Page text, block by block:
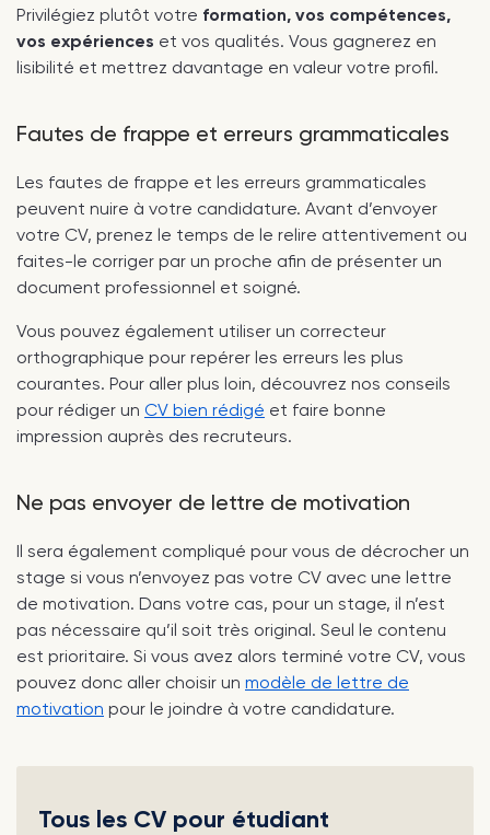
Privilégiez plutôt votre formation, vos compétences,
vos expériences et vos qualités. Vous gagnerez en
lisibilité et mettrez davantage en valeur votre profil.
Fautes de frappe et erreurs grammaticales
Les fautes de frappe et les erreurs grammaticales
peuvent nuire à votre candidature. Avant d’envoyer
votre CV, prenez le temps de le relire attentivement ou
faites-le corriger par un proche afin de présenter un
document professionnel et soigné.
Vous pouvez également utiliser un correcteur
orthographique pour repérer les erreurs les plus
courantes. Pour aller plus loin, découvrez nos conseils
pour rédiger un CV bien rédigé et faire bonne
impression auprès des recruteurs.
Ne pas envoyer de lettre de motivation
Il sera également compliqué pour vous de décrocher un
stage si vous n’envoyez pas votre CV avec une lettre
de motivation. Dans votre cas, pour un stage, il n’est
pas nécessaire qu’il soit très original. Seul le contenu
est prioritaire. Si vous avez alors terminé votre CV, vous
pouvez donc aller choisir un modèle de lettre de
motivation pour le joindre à votre candidature.
Tous les CV pour étudiant